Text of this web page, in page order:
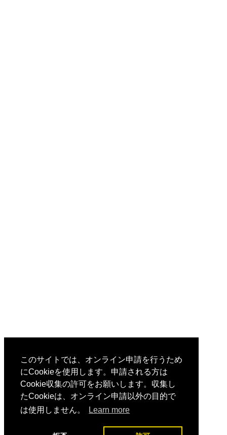
このサイトでは、オンライン申請を行うため
にCookieを使用します。申請される方は
Cookie収集の許可をお願いします。収集し
たCookieは、オンライン申請以外の目的で
は使用しません。
Learn more